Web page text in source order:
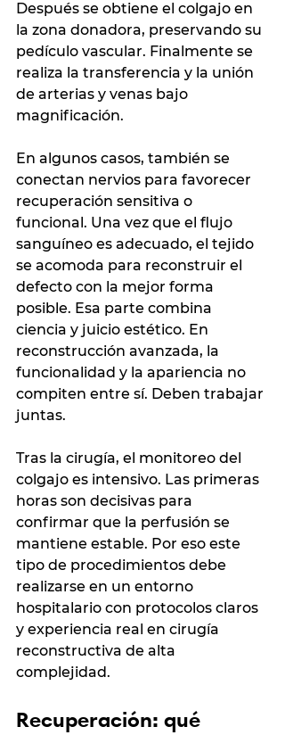
Después se obtiene el colgajo en
la zona donadora, preservando su
pedículo vascular. Finalmente se
realiza la transferencia y la unión
de arterias y venas bajo
magnificación.
En algunos casos, también se
conectan nervios para favorecer
recuperación sensitiva o
funcional. Una vez que el flujo
sanguíneo es adecuado, el tejido
se acomoda para reconstruir el
defecto con la mejor forma
posible. Esa parte combina
ciencia y juicio estético. En
reconstrucción avanzada, la
funcionalidad y la apariencia no
compiten entre sí. Deben trabajar
juntas.
Tras la cirugía, el monitoreo del
colgajo es intensivo. Las primeras
horas son decisivas para
confirmar que la perfusión se
mantiene estable. Por eso este
tipo de procedimientos debe
realizarse en un entorno
hospitalario con protocolos claros
y experiencia real en cirugía
reconstructiva de alta
complejidad.
Recuperación: qué